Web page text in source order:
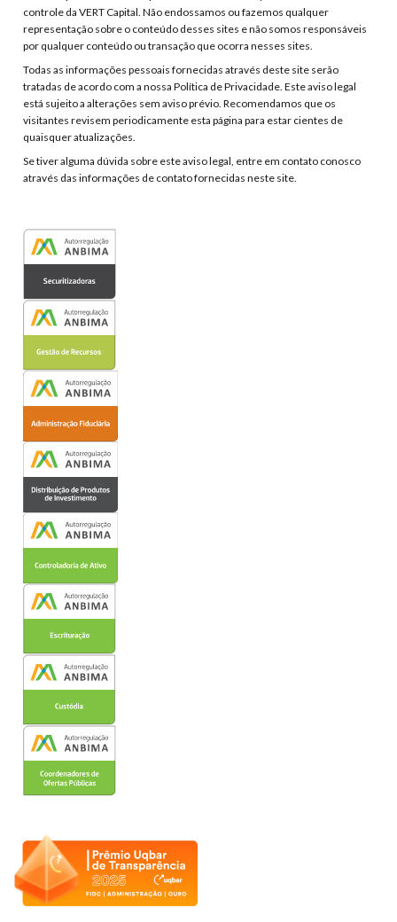
controle da VERT Capital. Não endossamos ou fazemos qualquer
representação sobre o conteúdo desses sites e não somos responsáveis
por qualquer conteúdo ou transação que ocorra nesses sites.
Todas as informações pessoais fornecidas através deste site serão
tratadas de acordo com a nossa Política de Privacidade. Este aviso legal
está sujeito a alterações sem aviso prévio. Recomendamos que os
visitantes revisem periodicamente esta página para estar cientes de
quaisquer atualizações.
Se tiver alguma dúvida sobre este aviso legal, entre em contato conosco
através das informações de contato fornecidas neste site.